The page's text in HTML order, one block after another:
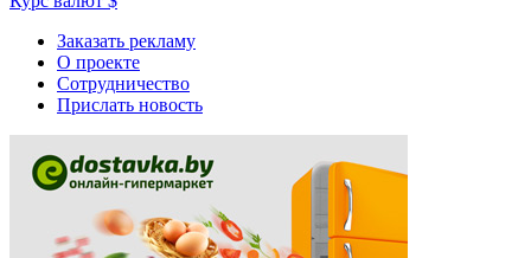
Заказать рекламу
О проекте
Сотрудничество
Прислать новость